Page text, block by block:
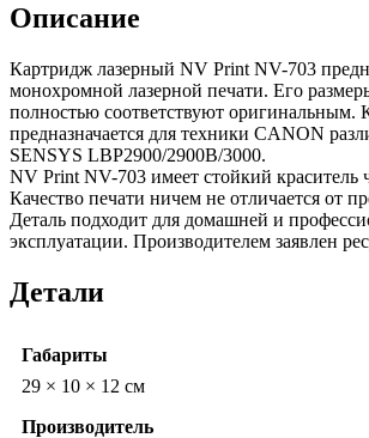
Описание
Картридж лазерный NV Print NV-703
монохромной лазерной печати. Его
полностью соответствуют оригинальным.
предназначается для техники CANON
SENSYS LBP2900/2900B/3000.
NV Print NV-703 имеет стойкий краситель
Качество печати ничем не отличается от
Деталь подходит для домашней и
эксплуатации. Производителем заявлен
Детали
Габариты
29 × 10 × 12 см
Производитель